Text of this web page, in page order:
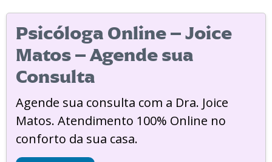
Psicóloga Online – Joice
Matos – Agende sua
Consulta
Agende sua consulta com a Dra. Joice
Matos. Atendimento 100% Online no
conforto da sua casa.